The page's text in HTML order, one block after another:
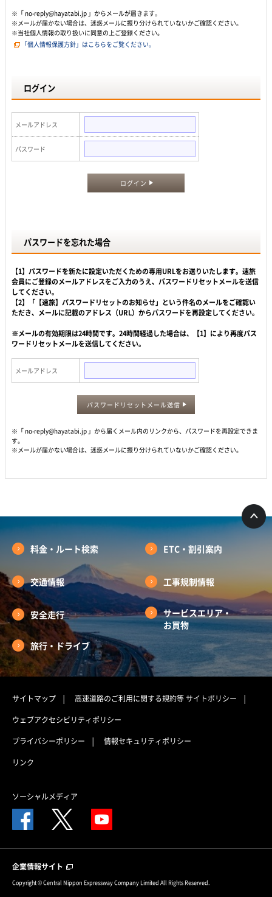
※「 no-reply@hayatabi.jp 」からメールが届きます。
※メールが届かない場合は、迷惑メールに振り分けられていないかご確認ください。
※当社個人情報の取り扱いに同意の上ご登録ください。
「個人情報保護方針」はこちらをご覧ください。
ログイン
メールアドレス
パスワード
ログイン
パスワードを忘れた場合
【1】パスワードを新たに設定いただくための専用URLをお送りいたします。速旅
会員にご登録のメールアドレスをご入力のうえ、パスワードリセットメールを送信
してください。
【2】「【速旅】パスワードリセットのお知らせ」という件名のメールをご確認い
ただき、メールに記載のアドレス（URL）からパスワードを再設定してください。
※メールの有効期限は24時間です。24時間経過した場合は、【1】により再度パス
ワードリセットメールを送信してください。
メールアドレス
パスワードリセットメール送信
※「 no-reply@hayatabi.jp 」から届くメール内のリンクから、パスワードを再設定できま
す。
※メールが届かない場合は、迷惑メールに振り分けられていないかご確認ください。
料金・ルート検索 ETC・割引案内
交通情報 工事規制情報
安全走行
サービスエリア・
お買物
旅行・ドライブ
サイトマップ 高速道路のご利用に関する規約等サイトポリシー
ウェブアクセシビリティポリシー
プライバシーポリシー
情報セキュリティポリシー
リンク
ソーシャルメディア
企業情報サイト
Copyright © Central Nippon Expressway Company Limited All Rights Reserved.